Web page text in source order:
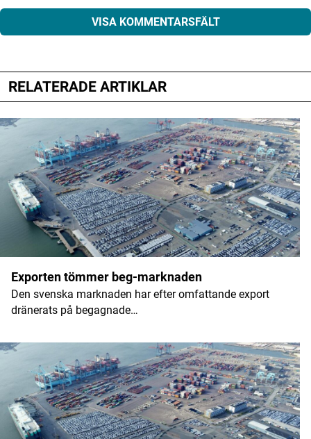
VISA KOMMENTARSFÄLT
Din e-postadress kommer inte publiceras.
Obligatoriska fält är märkta*
Kommentar*
Namn*
E-postadress*
RELATERADE ARTIKLAR
Exporten tömmer beg-marknaden
Den svenska marknaden har efter omfattande export
dränerats på begagnade…